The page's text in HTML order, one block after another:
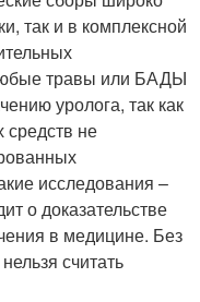
так и в комплексной
травы или БАДЫ
уролога, так как
средств не
исследования –
о доказательстве
в медицине. Без
считать